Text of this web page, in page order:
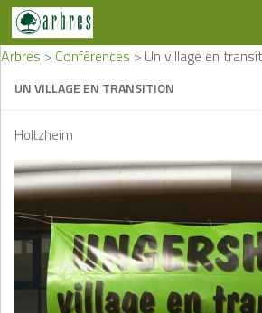
Skip to content
Arbres > Conférences > Un village en
UN VILLAGE EN TRANSITION
Holtzheim